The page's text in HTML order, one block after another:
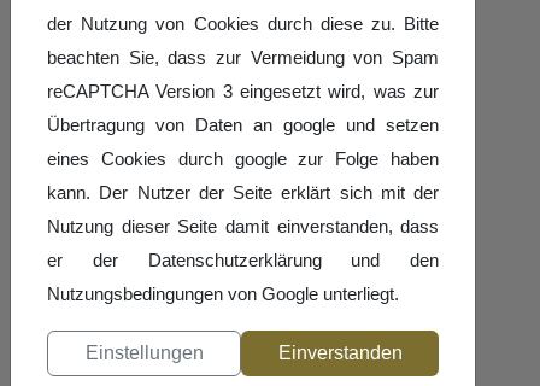
jeweils 10 - 17 Uhr
Ort:
Hermann-Neuberger-Sportschule 66123
Saarbrücken Tagungsraum T45 (09./10.11.)
Tagungsraum T47 (16./17.11.)
Teilnehmergebühr:
der Nutzung von Cookies durch diese zu. Bitte
beachten Sie, dass zur Vermeidung von Spam
reCAPTCHA Version 3 eingesetzt wird, was zur
Übertragung von Daten an google und setzen
eines Cookies durch google zur Folge haben
kann. Der Nutzer der Seite erklärt sich mit der
Nutzung dieser Seite damit einverstanden, dass
er der Datenschutzerklärung und den
Nutzungsbedingungen von Google unterliegt.
Einstellungen Einverstanden